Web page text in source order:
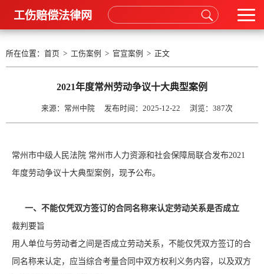
工伤赔偿法律网
所在位置： 首页 > 工伤案例 > 官宣案例 > 正文
2021年度常州劳动争议十大典型案例
来源：常州中院 发布时间：2025-12-22 浏览： 387次
常州市中级人民法院 常州市人力资源和社会保障局联合发布2021
年度劳动争议十大典型案例，现予公布。
一、不能仅凭双方签订的合同名称来认定劳动关系是否成立
裁判要旨
用人单位与劳动者之间是否成立劳动关系，不能仅凭双方签订的合
同名称来认定，应当综合考量合同中双方权利义务内容，以及双方